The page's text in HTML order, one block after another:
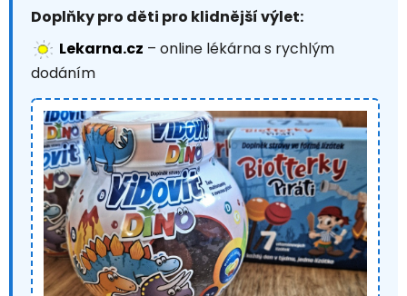
Doplňky pro děti pro klidnější výlet:
Lekarna.cz – online lékárna s rychlým
dodáním